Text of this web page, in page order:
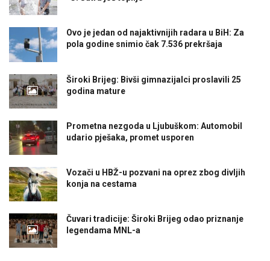
Ovo je jedan od najaktivnijih radara u BiH: Za
pola godine snimio čak 7.536 prekršaja
Široki Brijeg: Bivši gimnazijalci proslavili 25
godina mature
Prometna nezgoda u Ljubuškom: Automobil
udario pješaka, promet usporen
Vozači u HBŽ-u pozvani na oprez zbog divljih
konja na cestama
Čuvari tradicije: Široki Brijeg odao priznanje
legendama MNL-a